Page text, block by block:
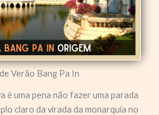
Verão Bang Pa In
é uma pena não fazer uma parada
claro da virada da monarquía no